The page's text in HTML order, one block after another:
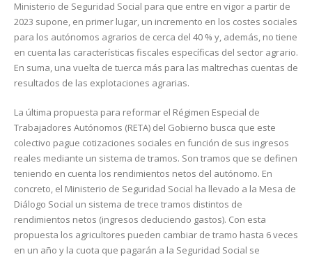
Ministerio de Seguridad Social para que entre en vigor a partir de
2023 supone, en primer lugar, un incremento en los costes sociales
para los autónomos agrarios de cerca del 40 % y, además, no tiene
en cuenta las características fiscales específicas del sector agrario.
En suma, una vuelta de tuerca más para las maltrechas cuentas de
resultados de las explotaciones agrarias.
La última propuesta para reformar el Régimen Especial de
Trabajadores Autónomos (RETA) del Gobierno busca que este
colectivo pague cotizaciones sociales en función de sus ingresos
reales mediante un sistema de tramos. Son tramos que se definen
teniendo en cuenta los rendimientos netos del autónomo. En
concreto, el Ministerio de Seguridad Social ha llevado a la Mesa de
Diálogo Social un sistema de trece tramos distintos de
rendimientos netos (ingresos deduciendo gastos). Con esta
propuesta los agricultores pueden cambiar de tramo hasta 6 veces
en un año y la cuota que pagarán a la Seguridad Social se